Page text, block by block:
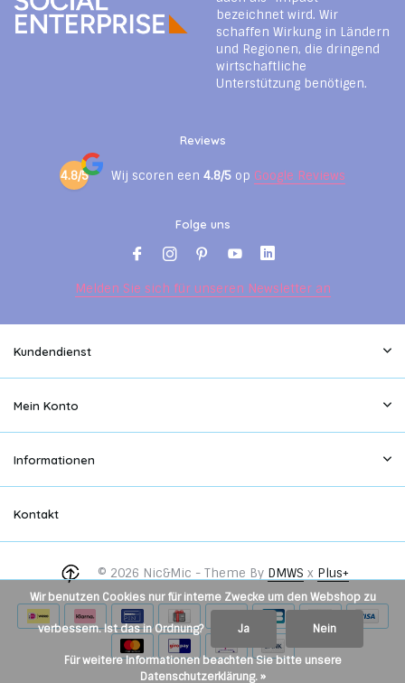
bezeichnet wird. Wir
schaffen Wirkung in Ländern
und Regionen, die dringend
wirtschaftliche
Unterstützung benötigen.
Reviews
4.8/5 Wij scoren een 4.8/5 op Google Reviews
Folge uns
Melden Sie sich für unseren Newsletter an
Kundendienst
Mein Konto
Informationen
Kontakt
© 2026 Nic&Mic - Theme By DMWS x Plus+
Wir benutzen Cookies nur für interne Zwecke um den Webshop zu
verbessern. Ist das in Ordnung? Ja Nein
Für weitere Informationen beachten Sie bitte unsere
Datenschutzerklärung. »